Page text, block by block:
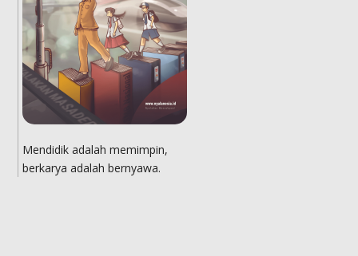
Mendidik adalah memimpin,
berkarya adalah bernyawa.